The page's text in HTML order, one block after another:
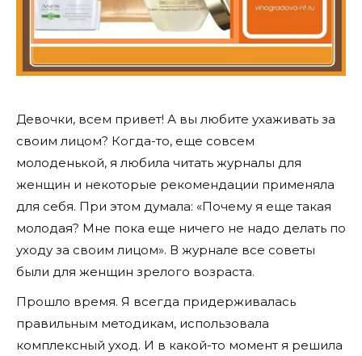
Девочки, всем привет! А вы любите ухаживать за
своим лицом? Когда-то, еще совсем
молоденькой, я любила читать журналы для
женщин и некоторые рекомендации применяла
для себя. При этом думала: «Почему я еще такая
молодая? Мне пока еще ничего не надо делать по
уходу за своим лицом». В журнале все советы
были для женщин зрелого возраста.
Прошло время. Я всегда придерживалась
правильным методикам, использовала
комплексный уход. И в какой-то момент я решила